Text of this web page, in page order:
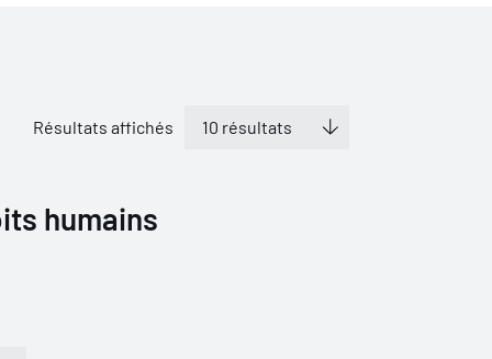
Résultats affichés
humains